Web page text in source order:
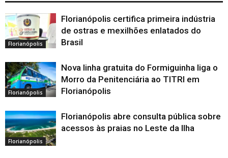
Florianópolis
Florianópolis certifica primeira indústria
de ostras e mexilhões enlatados do
Brasil
Florianópolis
Nova linha gratuita do Formiguinha liga o
Morro da Penitenciária ao TITRI em
Florianópolis
Florianópolis
Florianópolis abre consulta pública sobre
acessos às praias no Leste da Ilha